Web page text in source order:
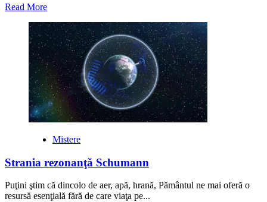
Read MoreRead
about
O
galaxie
„imposibilă”
uimește
cercetătorii
Mistere
Strania rezonanţă Schumann
Puţini ştim că dincolo de aer, apă, hrană, Pământul ne mai oferă o
resursă esenţială fără de care viaţa pe...